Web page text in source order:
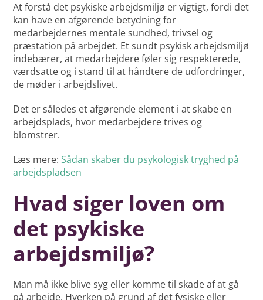
At forstå det psykiske arbejdsmiljø er vigtigt, fordi det
kan have en afgørende betydning for
medarbejdernes mentale sundhed, trivsel og
præstation på arbejdet. Et sundt psykisk arbejdsmiljø
indebærer, at medarbejdere føler sig respekterede,
værdsatte og i stand til at håndtere de udfordringer,
de møder i arbejdslivet.
Det er således et afgørende element i at skabe en
arbejdsplads, hvor medarbejdere trives og
blomstrer.
Læs mere:Sådan skaber du psykologisk tryghed på
arbejdspladsen
Hvad siger loven om
det psykiske
arbejdsmiljø?
Man må ikke blive syg eller komme til skade af at gå
på arbejde. Hverken på grund af det fysiske eller